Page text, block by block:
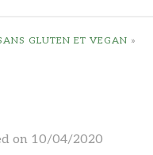
GLUTEN ET VEGAN »
on 10/04/2020